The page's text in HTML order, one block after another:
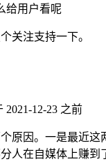
给用户看呢
关注支持一下。
2021-12-23 之前
原因。一是最近这
人在自媒体上赚到